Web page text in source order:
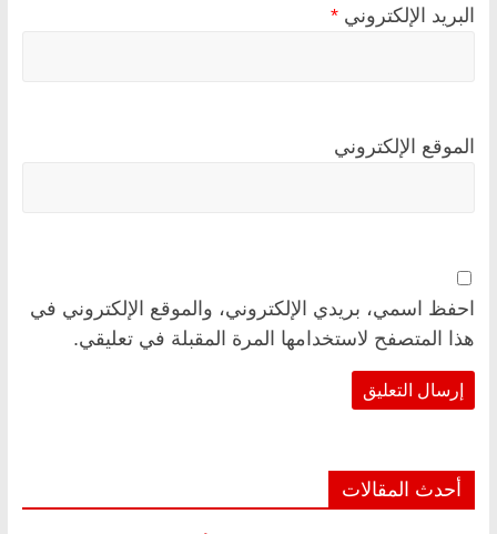
البريد الإلكتروني *
الموقع الإلكتروني
احفظ اسمي، بريدي الإلكتروني، والموقع الإلكتروني في
هذا المتصفح لاستخدامها المرة المقبلة في تعليقي.
أحدث المقالات